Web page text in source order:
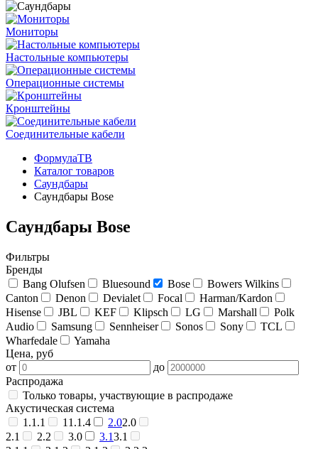
Мониторы
Настольные компьютеры
Операционные системы
Кронштейны
Соединительные кабели
ФормулаТВ
Каталог товаров
Саундбары
Саундбары Bose
Саундбары Bose
Фильтры
Бренды
Bang Olufsen
Bluesound Bose
Bowers Wilkins
Canton
Denon Devialet Focal
Harman/Kardon
Hisense
JBL KEF Klipsch LG Marshall
Polk
Audio
Samsung Sennheiser Sonos Sony
TCL
Wharfedale
Yamaha
Цена, руб
от
до
Распродажа
Только товары, участвующие в распродаже
Акустическая система
1.1.1
11.1.4 2.02.0
2.1
2.2 3.0 3.13.1